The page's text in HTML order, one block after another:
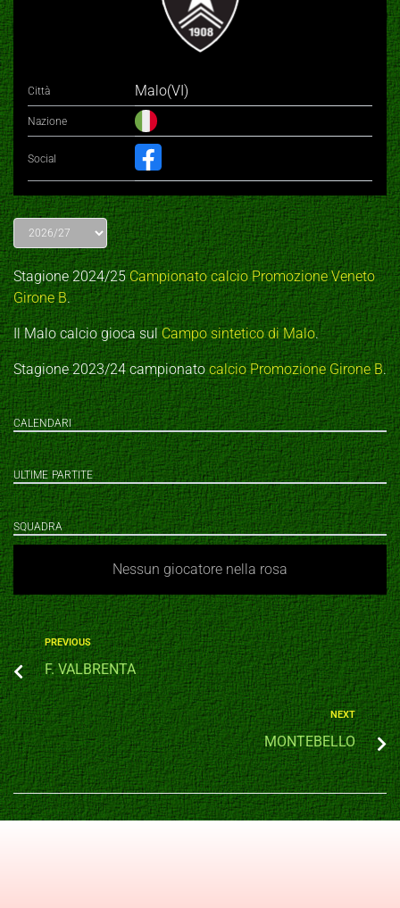
Città Malo(VI)
Nazione
Social
Stagione 2024/25Campionato calcio Promozione Veneto
Girone B.
Il Malo calcio gioca sulCampo sintetico di Malo.
Stagione 2023/24 campionatocalcio Promozione Girone B.
CALENDARI
ULTIME PARTITE
SQUADRA
Nessun giocatore nella rosa
PREVIOUS
F. VALBRENTA
NEXT
MONTEBELLO